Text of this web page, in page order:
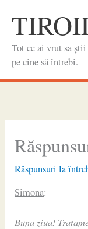
content
Tot ce ai vrut sa
pe cine să întrebi.
Răspunsuri la
Simona:
Buna ziua!